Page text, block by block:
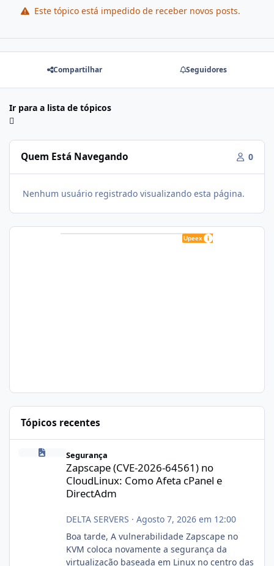
Este tópico está impedido de receber novos posts.
Compartilhar Seguidores
Ir para a lista de tópicos
Quem Está Navegando 0
Nenhum usuário registrado visualizando esta página.
Tópicos recentes
Zapscape (CVE-2026-64561) no CloudLinux: Como Afeta cPanel
Segurança
Zapscape (CVE-2026-64561) no
CloudLinux: Como Afeta cPanel e
DirectAdm
DELTA SERVERS · Agosto 7, 2026 em 12:00
Boa tarde, A vulnerabilidade Zapscape no
KVM coloca novamente a segurança da
virtualização baseada em Linux no centro das